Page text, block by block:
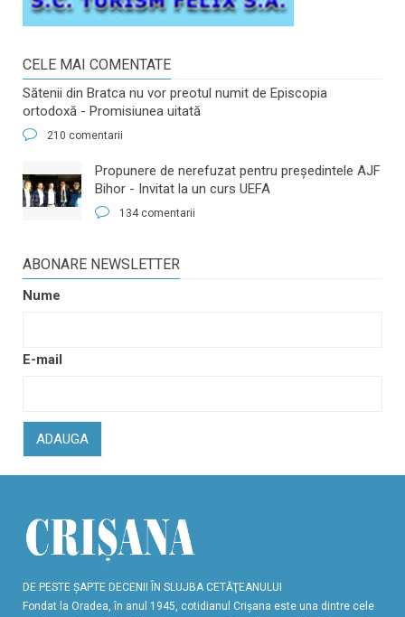
CELE MAI COMENTATE
Sătenii din Bratca nu vor preotul numit de Episcopia
ortodoxă - Promisiunea uitată
210 comentarii
​Propunere de nerefuzat pentru preşedintele AJF
Bihor - Invitat la un curs UEFA
134 comentarii
ABONARE NEWSLETTER
Nume
E-mail
ADAUGA
DE PESTE ŞAPTE DECENII ÎN SLUJBA CETĂŢEANULUI
Fondat la Oradea, în anul 1945, cotidianul Crişana este una dintre cele